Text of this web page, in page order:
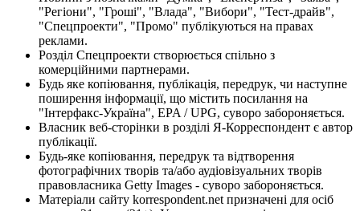
"Регіони", "Гроші", "Влада", "Вибори", "Тест-драйв",
"Спецпроекти", "Промо" публікуються на правах
реклами.
Розділ Спецпроекти створюється спільно з
комерційними партнерами.
Будь яке копіювання, публікація, передрук, чи наступне
поширення інформації, що містить посилання на
"Інтерфакс-Україна", EPA / UPG, суворо забороняється.
Власник веб-сторінки в розділі Я-Корреспондент є автор
публікації.
Будь-яке копіювання, передрук та відтворення
фотографічних творів та/або аудіовізуальних творів
правовласника Getty Images - суворо забороняється.
Матеріали сайту korrespondent.net призначені для осіб